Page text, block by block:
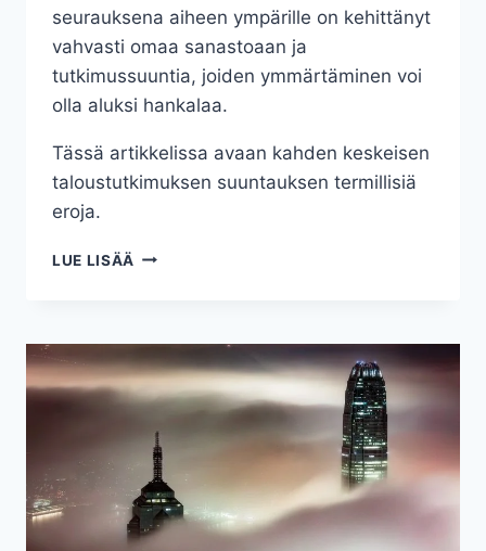
seurauksena aiheen ympärille on kehittänyt
vahvasti omaa sanastoaan ja
tutkimussuuntia, joiden ymmärtäminen voi
olla aluksi hankalaa.
Tässä artikkelissa avaan kahden keskeisen
taloustutkimuksen suuntauksen termillisiä
eroja.
LUE LISÄÄ MIKRO-
TERMIT
TUTUIKSI